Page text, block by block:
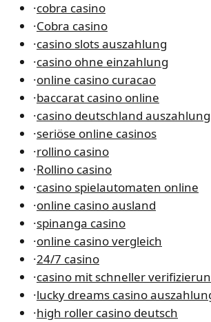
·cobra casino
·Cobra casino
·casino slots auszahlung
·casino ohne einzahlung
·online casino curacao
·baccarat casino online
·casino deutschland auszahlung
·seriöse online casinos
·rollino casino
·Rollino casino
·casino spielautomaten online
·online casino ausland
·spinanga casino
·online casino vergleich
·24/7 casino
·casino mit schneller
·lucky dreams casino
·high roller casino deutsch